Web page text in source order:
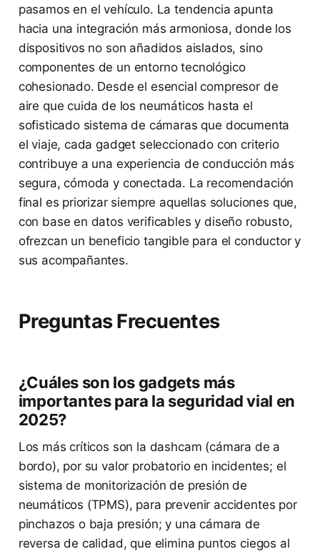
pasamos en el vehículo. La tendencia apunta
hacia una integración más armoniosa, donde los
dispositivos no son añadidos aislados, sino
componentes de un entorno tecnológico
cohesionado. Desde el esencial compresor de
aire que cuida de los neumáticos hasta el
sofisticado sistema de cámaras que documenta
el viaje, cada gadget seleccionado con criterio
contribuye a una experiencia de conducción más
segura, cómoda y conectada. La recomendación
final es priorizar siempre aquellas soluciones que,
con base en datos verificables y diseño robusto,
ofrezcan un beneficio tangible para el conductor y
sus acompañantes.
Preguntas Frecuentes
¿Cuáles son los gadgets más
importantes para la seguridad vial en
2025?
Los más críticos son la dashcam (cámara de a
bordo), por su valor probatorio en incidentes; el
sistema de monitorización de presión de
neumáticos (TPMS), para prevenir accidentes por
pinchazos o baja presión; y una cámara de
reversa de calidad, que elimina puntos ciegos al